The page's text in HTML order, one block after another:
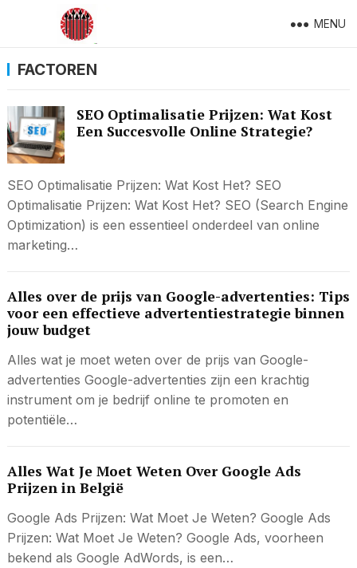
MENU
FACTOREN
SEO Optimalisatie Prijzen: Wat Kost
Een Succesvolle Online Strategie?
SEO Optimalisatie Prijzen: Wat Kost Het? SEO
Optimalisatie Prijzen: Wat Kost Het? SEO (Search Engine
Optimization) is een essentieel onderdeel van online
marketing…
Alles over de prijs van Google-advertenties: Tips
voor een effectieve advertentiestrategie binnen
jouw budget
Alles wat je moet weten over de prijs van Google-
advertenties Google-advertenties zijn een krachtig
instrument om je bedrijf online te promoten en
potentiële…
Alles Wat Je Moet Weten Over Google Ads
Prijzen in België
Google Ads Prijzen: Wat Moet Je Weten? Google Ads
Prijzen: Wat Moet Je Weten? Google Ads, voorheen
bekend als Google AdWords, is een…